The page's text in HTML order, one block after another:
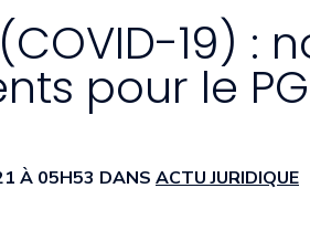
19) :
pour le
À 05H53 DANS ACTU JURIDIQUE